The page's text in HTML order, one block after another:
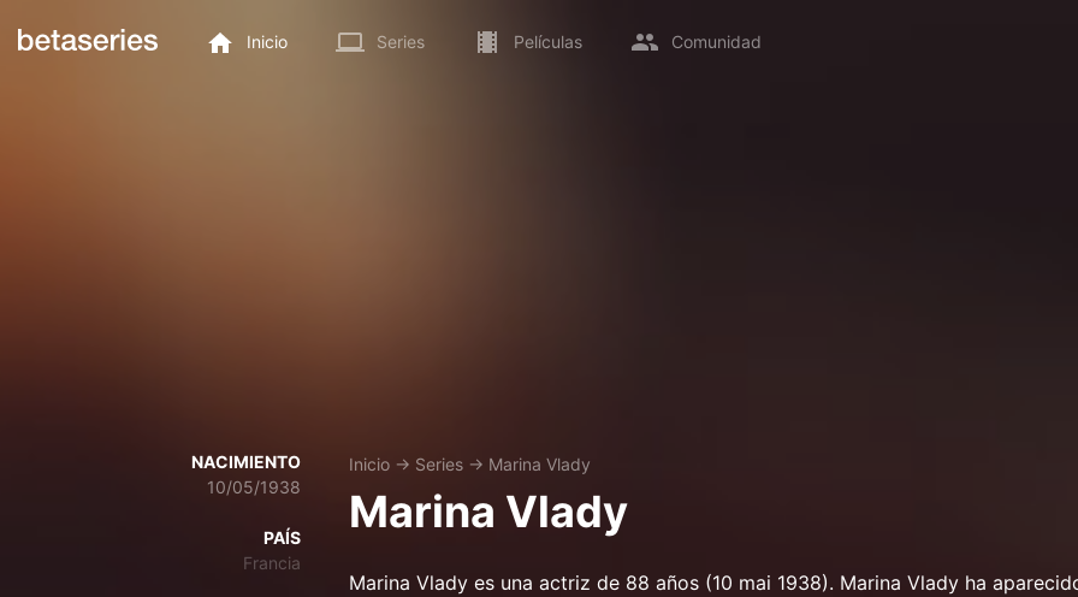
Inicio Series Películas Comunidad
NACIMIENTO
10/05/1938
PAÍS
Francia
Inicio → Series → Marina Vlady
Marina Vlady
Marina Vlady es una actriz de 88 años (10 mai 1938). Marina Vlady ha